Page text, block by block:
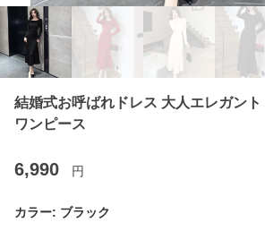
結婚式お呼ばれドレス 大人エレガン
ワンピース
6,990 円
カラー: ブラック